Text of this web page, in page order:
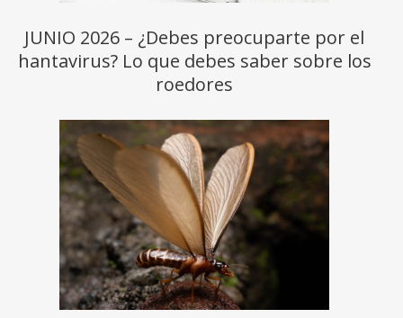
JUNIO 2026 – ¿Debes preocuparte por el
hantavirus? Lo que debes saber sobre los
roedores